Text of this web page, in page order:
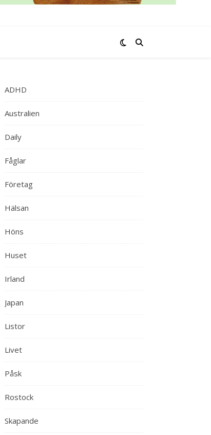
ADHD
Australien
Daily
Fåglar
Företag
Hälsan
Höns
Huset
Irland
Japan
Listor
Livet
Påsk
Rostock
Skapande